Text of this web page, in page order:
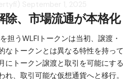
除、市場流通が本格化
担うWLFIトークンは当初、譲渡・
なトークンとは異なる特性を持って
にトークン譲渡と取引を可能にする
れ、取引可能な仮想通貨へと移行。